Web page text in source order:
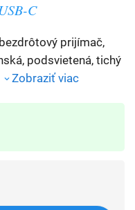
C
prijímač,
podsvietená, tichý
Zobraziť viac